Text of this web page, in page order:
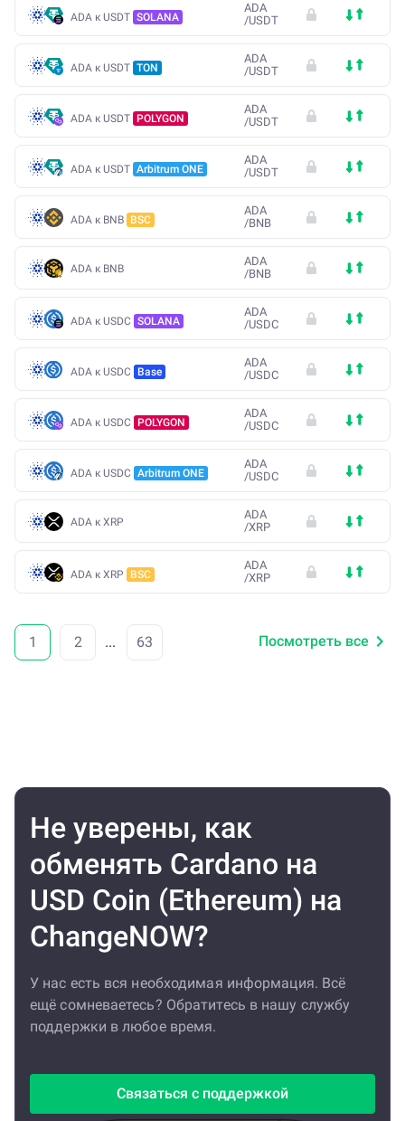
ADA к USDT SOLANA
ADA
/USDT
ADA к USDT TON
ADA
/USDT
ADA к USDT POLYGON
ADA
/USDT
ADA к USDT Arbitrum ONE
ADA
/USDT
ADA к BNB BSC
ADA
/BNB
ADA к BNB
ADA
/BNB
ADA к USDC SOLANA
ADA
/USDC
ADA к USDC Base
ADA
/USDC
ADA к USDC POLYGON
ADA
/USDC
ADA к USDC Arbitrum ONE
ADA
/USDC
ADA к XRP
ADA
/XRP
ADA к XRP BSC
ADA
/XRP
1 2 ... 63 Посмотреть все
Не уверены, как
обменять Cardano на
USD Coin (Ethereum) на
ChangeNOW?
У нас есть вся необходимая информация. Всё
ещё сомневаетесь? Обратитесь в нашу службу
поддержки в любое время.
Связаться с поддержкой